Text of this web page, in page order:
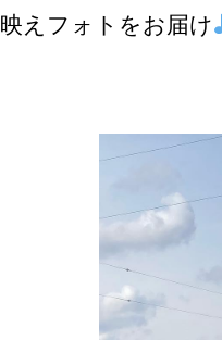
映えフォトをお届け